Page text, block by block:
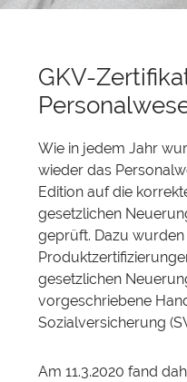
GKV-
Wie in jedem Jahr
wieder das
Edition auf die
gesetzlichen
geprüft. Dazu
gesetzlichen
vorgeschriebene
Sozialversicherung
Am 11.3.2020 fand